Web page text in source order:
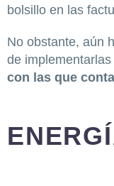
bolsillo en las
No obstante, aún
de
con las que